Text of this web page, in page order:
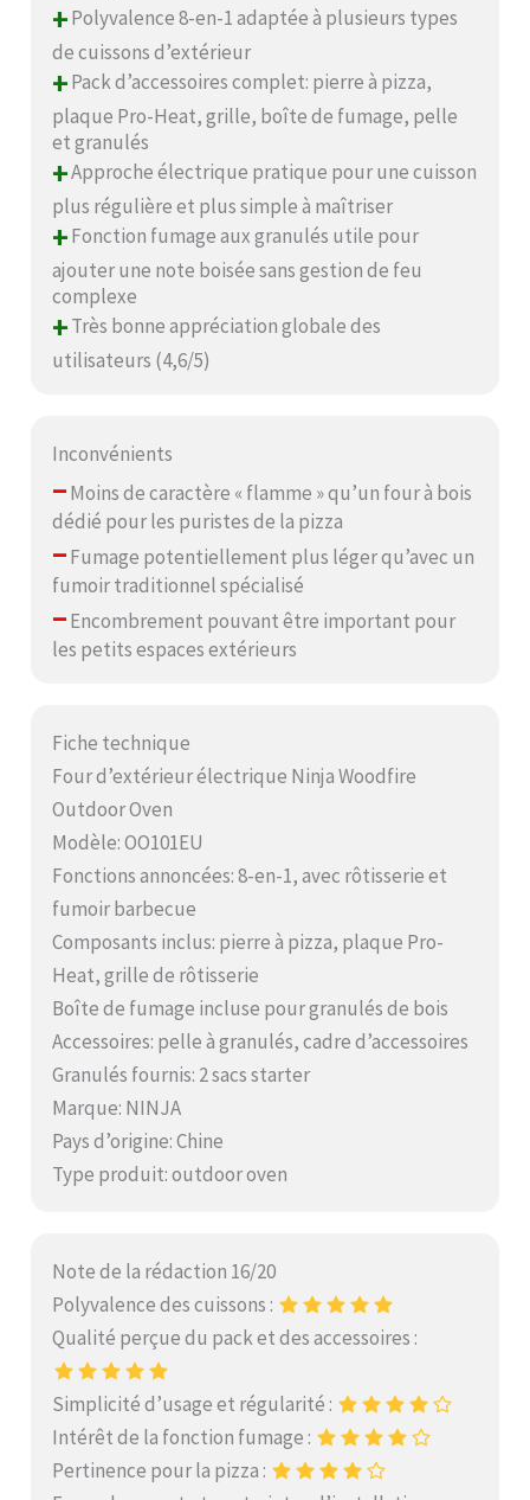
+Polyvalence 8-en-1 adaptée à plusieurs types
de cuissons d’extérieur
+Pack d’accessoires complet: pierre à pizza,
plaque Pro-Heat, grille, boîte de fumage, pelle
et granulés
+Approche électrique pratique pour une cuisson
plus régulière et plus simple à maîtriser
+Fonction fumage aux granulés utile pour
ajouter une note boisée sans gestion de feu
complexe
+Très bonne appréciation globale des
utilisateurs (4,6/5)
Inconvénients
–Moins de caractère « flamme » qu’un four à bois
dédié pour les puristes de la pizza
–Fumage potentiellement plus léger qu’avec un
fumoir traditionnel spécialisé
–Encombrement pouvant être important pour
les petits espaces extérieurs
Fiche technique
Four d’extérieur électrique Ninja Woodfire
Outdoor Oven
Modèle: OO101EU
Fonctions annoncées: 8-en-1, avec rôtisserie et
fumoir barbecue
Composants inclus: pierre à pizza, plaque Pro-
Heat, grille de rôtisserie
Boîte de fumage incluse pour granulés de bois
Accessoires: pelle à granulés, cadre d’accessoires
Granulés fournis: 2 sacs starter
Marque: NINJA
Pays d’origine: Chine
Type produit: outdoor oven
Note de la rédaction 16/20
Polyvalence des cuissons :
Qualité perçue du pack et des accessoires :
Simplicité d’usage et régularité :
Intérêt de la fonction fumage :
Pertinence pour la pizza :